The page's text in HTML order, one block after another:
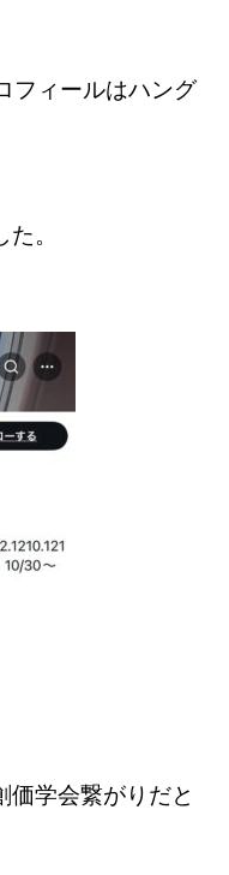
フィールはハング
。
価学会繋がりだと